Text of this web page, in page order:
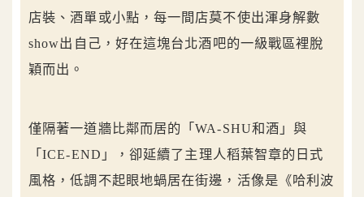
店裝、酒單或小點，每一間店莫不使出渾身解數
show出自己，好在這塊台北酒吧的一級戰區裡脫
穎而出。
僅隔著一道牆比鄰而居的「WA-SHU和酒」與
「ICE-END」，卻延續了主理人稻葉智章的日式
風格，低調不起眼地蝸居在街邊，活像是《哈利波